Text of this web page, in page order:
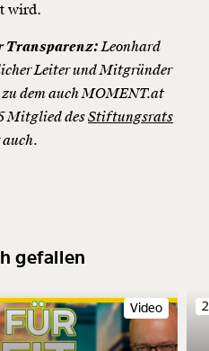
wird.
Transparenz:Leonhard
Leiter und Mitgründer
dem auch MOMENT.at
Mitglied desStiftungsrats
gefallen
Video